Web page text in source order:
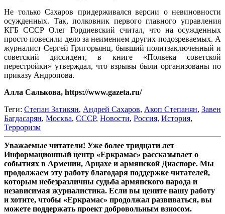
Не только Сахаров придерживался версии о невиновности
осужденных. Так, полковник первого главного управления
КГБ СССР Олег Гордиевский считал, что на осужденных
просто повесили дело за неимением других подозреваемых. А
журналист Сергей Григорьянц, бывший политзаключенный и
советский диссидент, в книге «Полвека советской
перестройки» утверждал, что взрывы были организованы по
приказу Андропова.
Алла Салькова, https://www.gazeta.ru/
Теги: Степан Затикян, Андрей Сахаров, Акоп Степанян, Завен
Багдасарян, Москва, СССР, Новости, Россия, История,
Терроризм
Уважаемые читатели! Уже более тридцати лет
Информационный центр «Еркрамас» рассказывает о
событиях в Армении, Арцахе и армянской Диаспоре. Мы
продолжаем эту работу благодаря поддержке читателей,
которым небезразличны судьба армянского народа и
независимая журналистика. Если вы цените нашу работу
и хотите, чтобы «Еркрамас» продолжал развиваться, вы
можете поддержать проект добровольным взносом.